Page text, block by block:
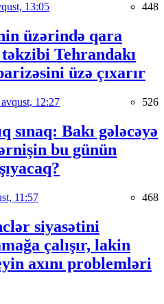
13:05 448
üzərində qara
Tehrandakı
üzə çıxarır
12:27 526
sınaq: Bakı gələcəyə
bu günün
11:57 468
siyasətini
çalışır, lakin
axını problemləri